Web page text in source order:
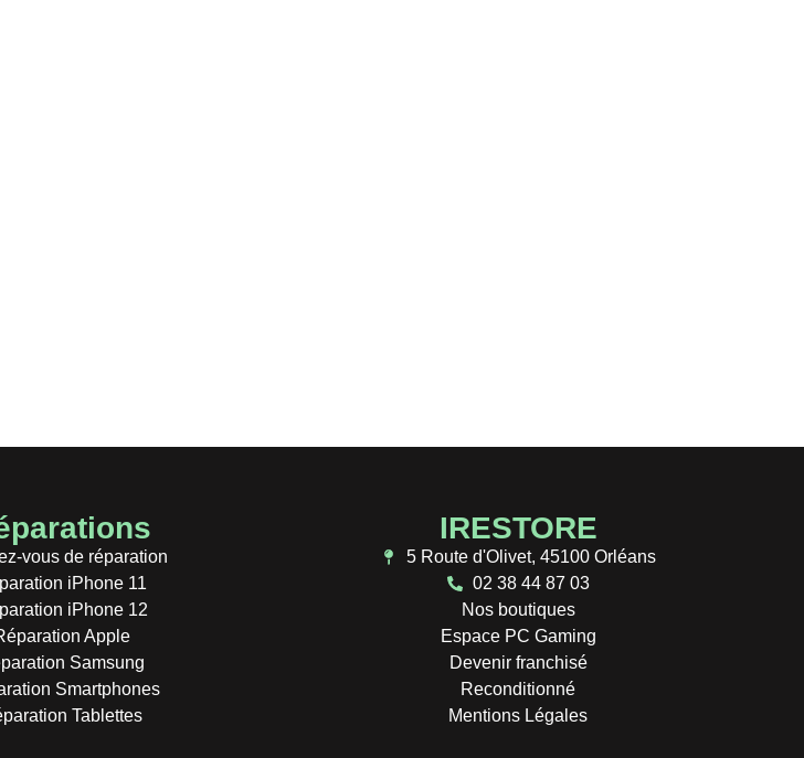
vous de réparation
iPhone 11
iPhone 12
Apple
Samsung
Smartphones
Tablettes
IRESTORE
5 Route d'Olivet, 45100 Orléans
02 38 44 87 03
Nos boutiques
Espace PC Gaming
Devenir franchisé
Reconditionné
Mentions Légales